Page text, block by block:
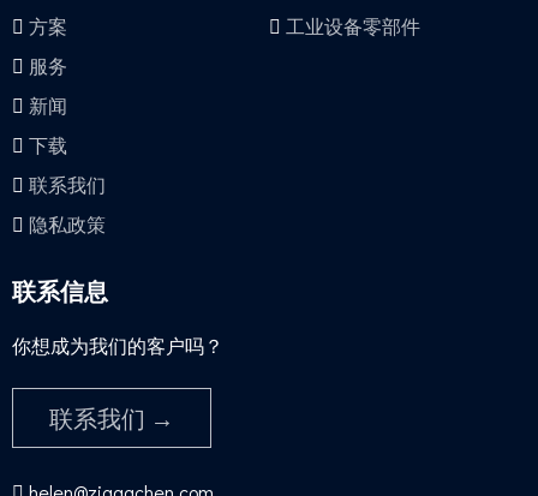
方案
服务
新闻
下载
联系我们
隐私政策
工业设备零部件
联系信息
你想成为我们的客户吗？​​​​​​​
联系我们 →